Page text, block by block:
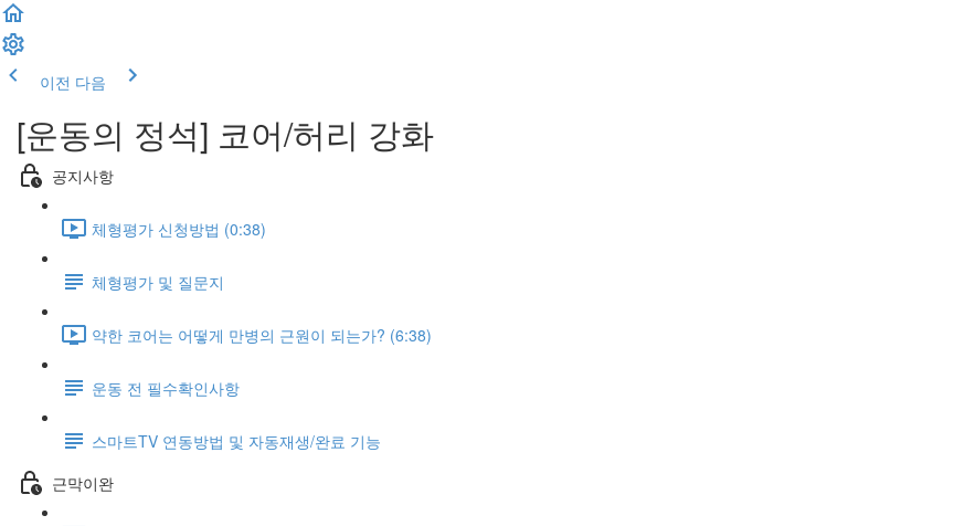
이전 다음
[운동의 정석] 코어/허리 강화
공지사항
체형평가 신청방법 (0:38)
체형평가 및 질문지
약한 코어는 어떻게 만병의 근원이 되는가? (6:38)
운동 전 필수확인사항
스마트TV 연동방법 및 자동재생/완료 기능
근막이완